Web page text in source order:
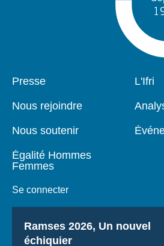
Pied
page
Presse
Nous rejoindre
Nous soutenir
Égalité Hommes
Femmes
Se connecter
L'Ifri
Titre
Ramses 2026, Un nouvel
échiquier